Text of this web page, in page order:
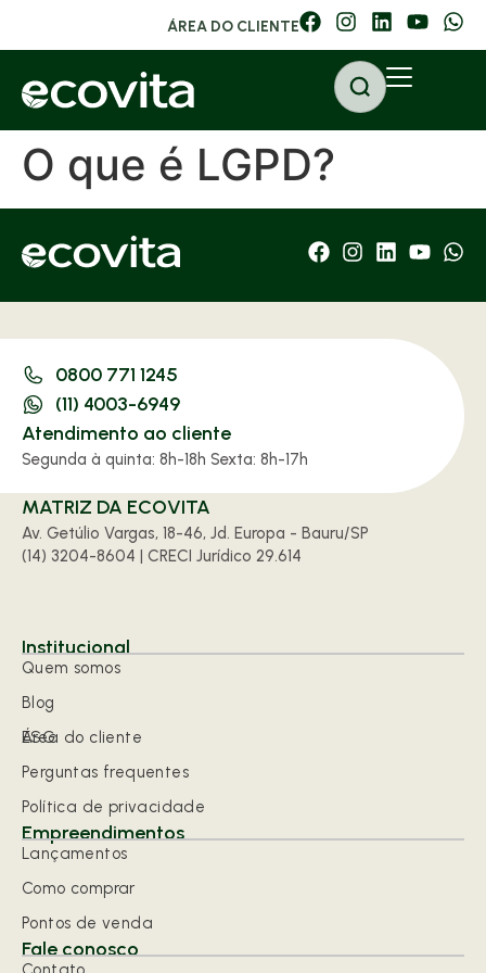
ÁREA DO CLIENTE
O que é LGPD?
0800 771 1245
(11) 4003-6949
Atendimento ao cliente
Segunda à quinta: 8h-18h Sexta: 8h-17h
MATRIZ DA ECOVITA
Av. Getúlio Vargas, 18-46, Jd. Europa - Bauru/SP
(14) 3204-8604 | CRECI Jurídico 29.614
Institucional
Quem somos
Blog
ESG
Área do cliente
Perguntas frequentes
Política de privacidade
Empreendimentos
Lançamentos
Como comprar
Pontos de venda
Fale conosco